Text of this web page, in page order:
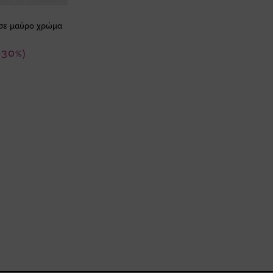
μαύρο χρώμα